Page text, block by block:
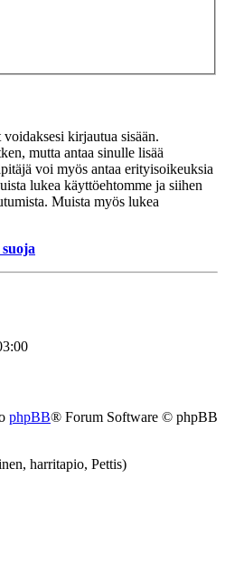
kirjautua sisään.
mutta antaa sinulle lisää
voi myös antaa erityisoikeuksia
lukea käyttöehtomme ja siihen
Muista myös lukea
phpBB® Forum Software © phpBB
harritapio, Pettis)